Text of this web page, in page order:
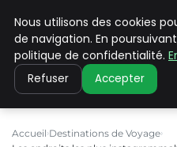
PILAT
Accueil Destinations de Voyage
Nous utilisons des cookies
de navigation. En
politique de confidentialité.
Refuser Accepter